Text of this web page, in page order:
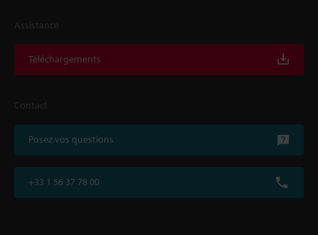
Assistance
Téléchargements
Contact
Posez vos questions
+33 1 56 37 78 00